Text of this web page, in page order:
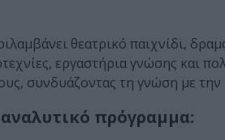
θεατρικό παιχνίδι,
εργαστήρια γνώσης και
συνδυάζοντας τη γνώση με
αναλυτικό πρόγραμμα: